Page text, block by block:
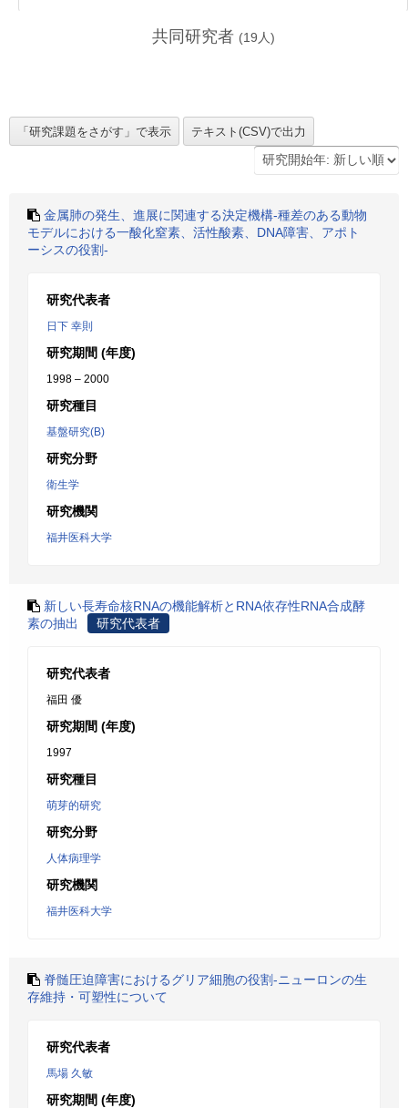
共同研究者 (19 人)
金属肺の発生、進展に関連する決定機構-種差のある動物
モデルにおける一酸化窒素、活性酸素、DNA障害、アポト
ーシスの役割-
研究代表者
日下 幸則
研究期間 (年度)
1998 – 2000
研究種目
基盤研究(B)
研究分野
衛生学
研究機関
福井医科大学
新しい長寿命核RNAの機能解析とRNA依存性RNA合成酵
素の抽出
研究代表者
研究代表者
福田 優
研究期間 (年度)
1997
研究種目
萌芽的研究
研究分野
人体病理学
研究機関
福井医科大学
脊髄圧迫障害におけるグリア細胞の役割-ニューロンの生
存維持・可塑性について
研究代表者
馬場 久敏
研究期間 (年度)